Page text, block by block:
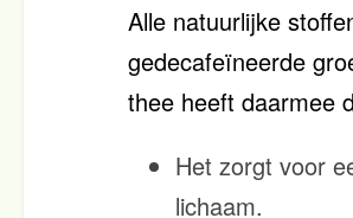
Alle natuurlijke
gedecafeïneerde
thee heeft daarmee
Het zorgt voor
lichaam.